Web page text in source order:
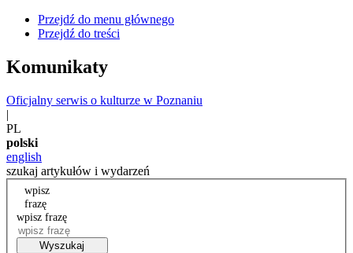
Przejdź do menu głównego
Przejdź do treści
Komunikaty
Oficjalny serwis o kulturze w Poznaniu
|
PL
polski
english
szukaj artykułów i wydarzeń
wpisz
frazę
wpisz frazę
Wyszukaj